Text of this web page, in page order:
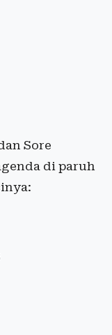
Sore
di paruh